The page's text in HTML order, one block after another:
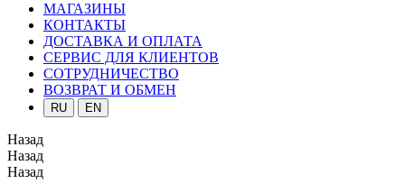
МАГАЗИНЫ
КОНТАКТЫ
ДОСТАВКА И ОПЛАТА
СЕРВИС ДЛЯ КЛИЕНТОВ
СОТРУДНИЧЕСТВО
ВОЗВРАТ И ОБМЕН
RU EN
Назад
Назад
Назад